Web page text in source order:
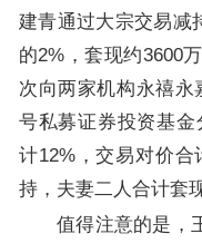
建青通过大宗交易减
的2%，套现约3600
次向两家机构永禧
号私募证券投资基
计12%，交易对价合
持，夫妻二人合计套
值得注意的是，